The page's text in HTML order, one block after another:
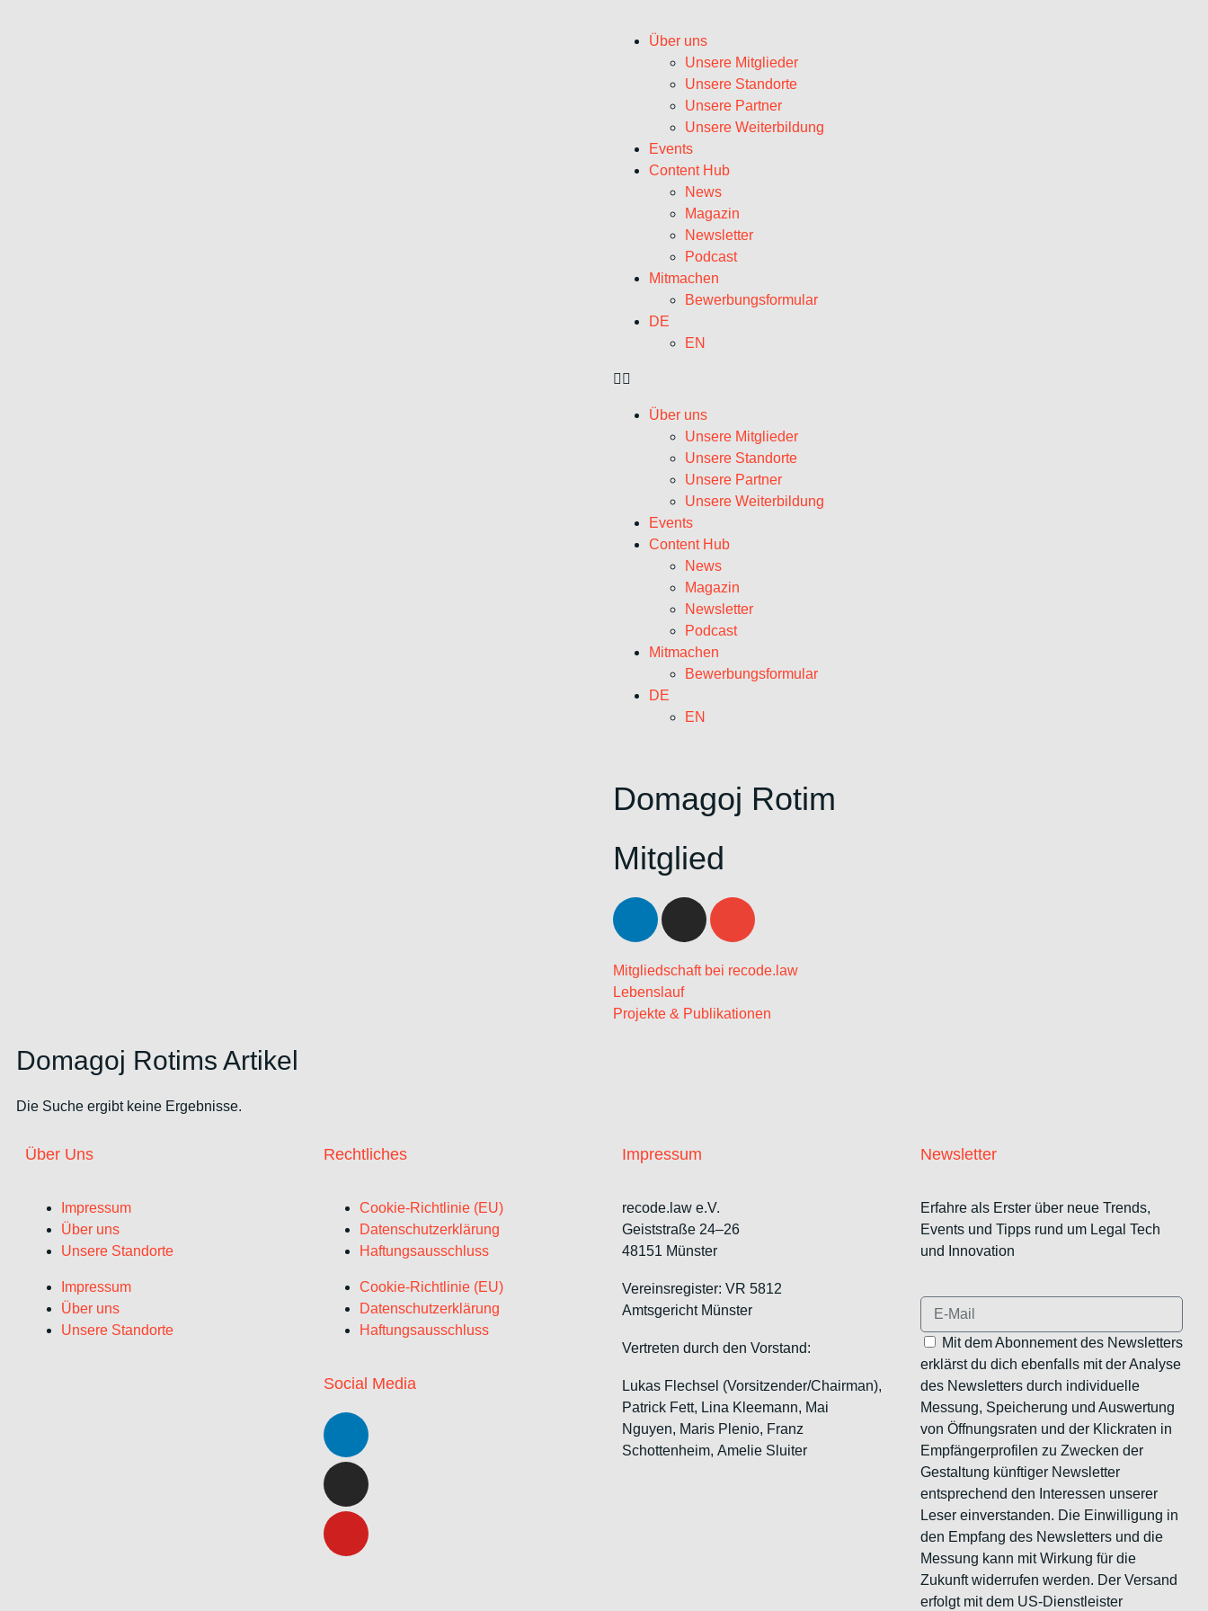
Über uns
Unsere Mitglieder
Unsere Standorte
Unsere Partner
Unsere Weiterbildung
Events
Content Hub
News
Magazin
Newsletter
Podcast
Mitmachen
Bewerbungsformular
DE
EN
Über uns
Unsere Mitglieder
Unsere Standorte
Unsere Partner
Unsere Weiterbildung
Events
Content Hub
News
Magazin
Newsletter
Podcast
Mitmachen
Bewerbungsformular
DE
EN
Domagoj Rotim
Mitglied
Mitgliedschaft bei recode.law
Lebenslauf
Projekte & Publikationen
Domagoj Rotims Artikel
Die Suche ergibt keine Ergebnisse.
Über Uns
Impressum
Über uns
Unsere Standorte
Impressum
Über uns
Unsere Standorte
Rechtliches
Cookie-Richtlinie (EU)
Datenschutzerklärung
Haftungsausschluss
Cookie-Richtlinie (EU)
Datenschutzerklärung
Haftungsausschluss
Social Media
Impressum
recode.law e.V.
Geiststraße 24–26
48151 Münster
Vereinsregister: VR 5812
Amtsgericht Münster
Vertreten durch den Vorstand:
Lukas Flechsel (Vorsitzender/Chairman),
Patrick Fett, Lina Kleemann, Mai
Nguyen, Maris Plenio, Franz
Schottenheim, Amelie Sluiter
Newsletter
Erfahre als Erster über neue Trends,
Events und Tipps rund um Legal Tech
und Innovation
Mit dem Abonnement des Newsletters
erklärst du dich ebenfalls mit der Analyse
des Newsletters durch individuelle
Messung, Speicherung und Auswertung
von Öffnungsraten und der Klickraten in
Empfängerprofilen zu Zwecken der
Gestaltung künftiger Newsletter
entsprechend den Interessen unserer
Leser einverstanden. Die Einwilligung in
den Empfang des Newsletters und die
Messung kann mit Wirkung für die
Zukunft widerrufen werden. Der Versand
erfolgt mit dem US-Dienstleister